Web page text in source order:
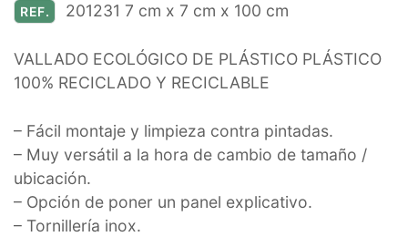
REF. 201231 7 cm x 7 cm x 100 cm
VALLADO ECOLÓGICO DE PLÁSTICO PLÁSTICO
100% RECICLADO Y RECICLABLE
– Fácil montaje y limpieza contra pintadas.
– Muy versátil a la hora de cambio de tamaño /
ubicación.
– Opción de poner un panel explicativo.
– Tornillería inox.